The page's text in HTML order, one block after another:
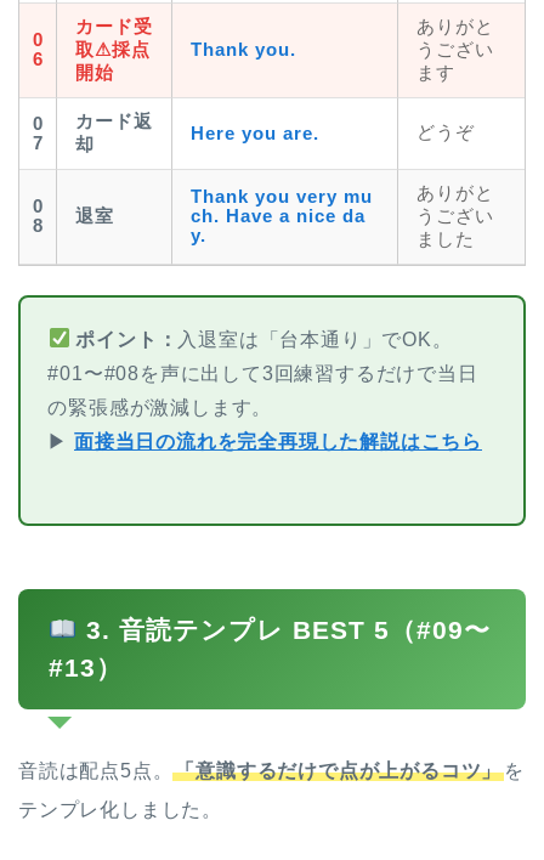
0
6
カード受
取⚠採点
開始
Thank you.
ありがと
うござい
ます
0
7
カード返
却
Here you are. どうぞ
0
8
退室
Thank you very mu
ch. Have a nice da
y.
ありがと
うござい
ました
ポイント： 入退室は「台本通り」でOK。
#01〜#08を声に出して3回練習するだけで当日
の緊張感が激減します。
▶ 面接当日の流れを完全再現した解説はこちら
3. 音読テンプレ BEST 5（#09〜
#13）
音読は配点5点。「意識するだけで点が上がるコツ」 を
テンプレ化しました。